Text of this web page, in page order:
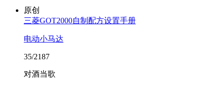
原创
三菱GOT2000自制配方设置手册
电动小马达
35/2187
对酒当歌